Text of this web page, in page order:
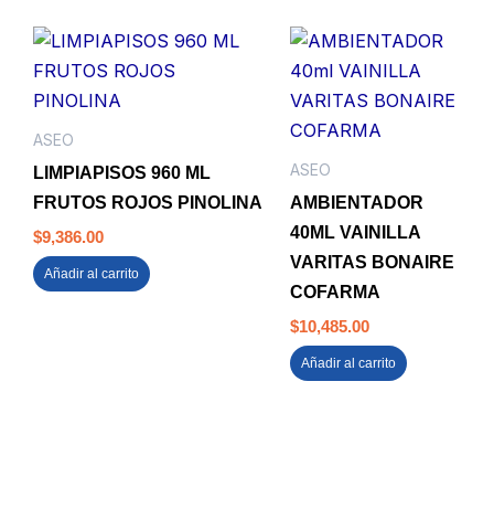
ASEO
LIMPIAPISOS 960 ML
FRUTOS ROJOS PINOLINA
$9,386.00
Añadir al carrito
ASEO
AMBIENTADOR
40ML VAINILLA
VARITAS BONAIRE
COFARMA
$10,485.00
Añadir al carrito